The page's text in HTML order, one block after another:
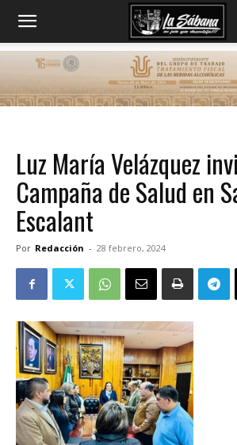
Luz María Velázquez
Campaña de Salud en
Escalant
Por Redacción - 28 febrero, 2024